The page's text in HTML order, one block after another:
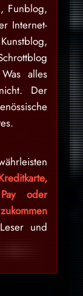
Funblog,
Internet-
alles
Der
oder
und